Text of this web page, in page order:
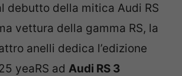
debutto della mitica Audi RS
vettura della gamma RS, la
anelli dedica l’edizione
yeaRS ad Audi RS 3